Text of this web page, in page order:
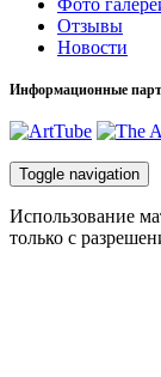
Фото
Отзывы
Новости
Информационные
Toggle navigation
Использование
только с